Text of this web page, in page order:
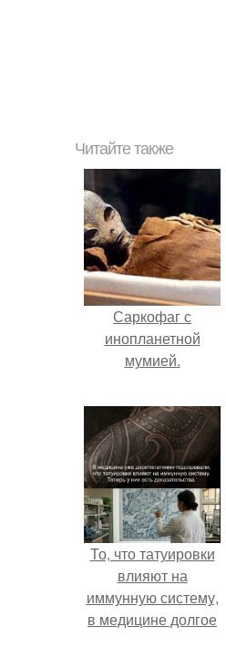
Читайте также
Саркофаг с
инопланетной
мумией.
То, что татуировки
влияют на
иммунную систему,
в медицине долгое